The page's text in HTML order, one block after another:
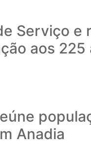
Serviço e
aos 225
Anadia